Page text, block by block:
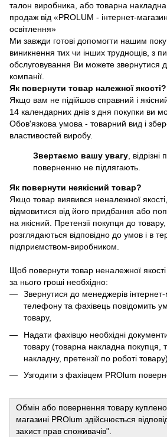
талон виробника, або товарна накладна
продаж від «PROLUM - інтернет-
освітлення»
Ми завжди готові допомогти нашим
виникнення тих чи інших труднощів, з
обслуговування Ви можете звернутися
компанії.
Як повернути товар належної якості?
Якщо вам не підійшов справний і
14 календарних днів з дня покупки ви
Обов'язкова умова - товарний вид і
властивостей виробу.
Звертаємо вашу увагу, відрізні
поверненню не підлягають.
Як повернути неякісний товар?
Якщо товар виявився неналежної
відмовитися від його придбання або
на якісний. Претензії покупця до
розглядаються відповідно до умов і в
підприємством-виробником.
Щоб повернути товар неналежної
за нього гроші необхідно:
Звернутися до менеджерів
телефону та фахівець повідомить
товару,
Надати фахівцю необхідні
товару (товарна накладна покупця,
накладну, претензії по роботі товару)
Узгодити з фахівцем PROlum
Обмін або повернення товару
магазині PROlum здійснюється
захист прав споживачів".